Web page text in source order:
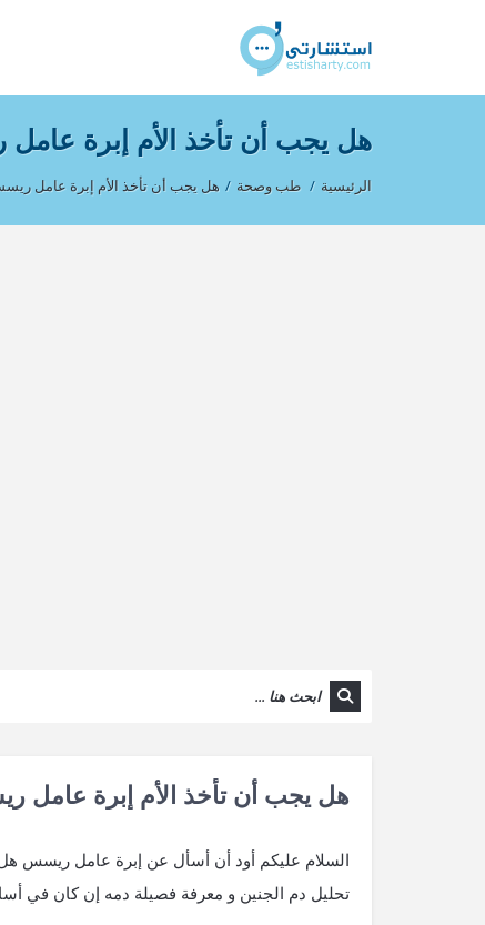
هل يجب أن تأخذ الأم إبرة
الرئيسية / طب وصحة / هل يجب أن تأخذ الأم إبرة عامل
هل يجب أن تأخذ الأم إبرة عامل
السلام عليكم أود أن أسأل عن إبرة عامل ريسس هل
تحليل دم الجنين و معرفة فصيلة دمه إن كان في